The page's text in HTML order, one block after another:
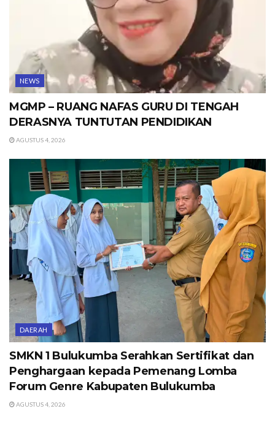
NEWS
MGMP – RUANG NAFAS GURU DI TENGAH
DERASNYA TUNTUTAN PENDIDIKAN
AGUSTUS 4, 2026
DAERAH
SMKN 1 Bulukumba Serahkan Sertifikat dan
Penghargaan kepada Pemenang Lomba
Forum Genre Kabupaten Bulukumba
AGUSTUS 4, 2026